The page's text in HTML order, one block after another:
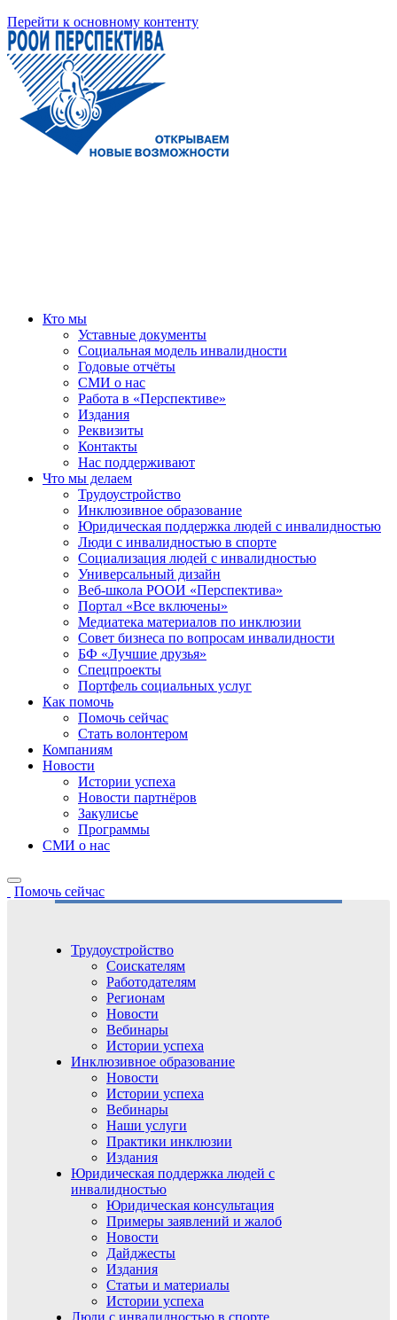
Перейти к основному контенту
Кто мы
Уставные документы
Социальная модель инвалидности
Годовые отчёты
СМИ о нас
Работа в «Перспективе»
Издания
Реквизиты
Контакты
Нас поддерживают
Что мы делаем
Трудоустройство
Инклюзивное образование
Юридическая поддержка людей с инвалидностью
Люди с инвалидностью в спорте
Социализация людей с инвалидностью
Универсальный дизайн
Веб-школа РООИ «Перспектива»
Портал «Все включены»
Медиатека материалов по инклюзии
Совет бизнеса по вопросам инвалидности
БФ «Лучшие друзья»
Спецпроекты
Портфель социальных услуг
Как помочь
Помочь сейчас
Стать волонтером
Компаниям
Новости
Истории успеха
Новости партнёров
Закулисье
Программы
СМИ о нас
Помочь сейчас
Трудоустройство
Соискателям
Работодателям
Регионам
Новости
Вебинары
Истории успеха
Инклюзивное образование
Новости
Истории успеха
Вебинары
Наши услуги
Практики инклюзии
Издания
Юридическая поддержка людей с
инвалидностью
Юридическая консультация
Примеры заявлений и жалоб
Новости
Дайджесты
Издания
Статьи и материалы
Истории успеха
Люди с инвалидностью в спорте